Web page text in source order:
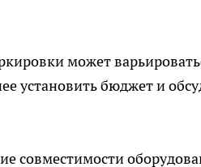
может
установить бюджет и
совместимости